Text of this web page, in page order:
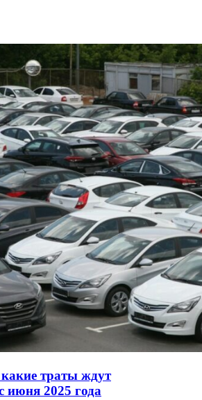
траты ждут
июня 2025 года